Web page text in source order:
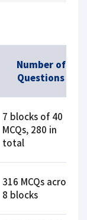
Number of
Questions
7 blocks of 40
MCQs, 280 in
total
316 MCQs across
8 blocks